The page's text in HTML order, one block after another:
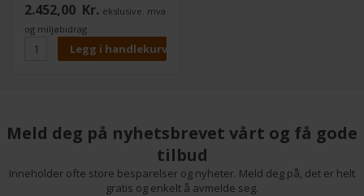
2.452,00 Kr. ekslusive. mva
og miljøbidrag
Meld deg på nyhetsbrevet vårt og få gode
tilbud
Inneholder ofte store besparelser og nyheter. Meld deg på, det er helt
gratis og enkelt å avmelde seg.